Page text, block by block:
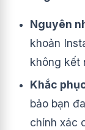
Nguyên
khoản
không kết
Khắc
bảo bạn
chính xác